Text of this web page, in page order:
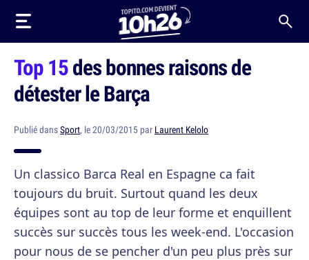
Top 15des bonnes raisons de
détester le Barça
Publié dansSport, le 20/03/2015 par Laurent Kelolo
Un classico Barca Real en Espagne ca fait
toujours du bruit. Surtout quand les deux
équipes sont au top de leur forme et enquillent
succès sur succès tous les week-end. L'occasion
pour nous de se pencher d'un peu plus près sur